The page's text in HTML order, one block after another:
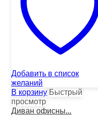
Добавить в список
желаний
В корзину Быстрый
просмотр
Диван офисны...